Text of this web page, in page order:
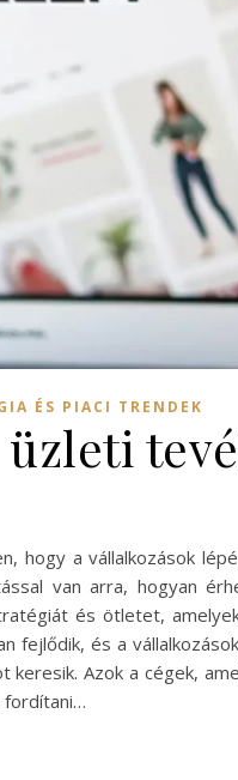
ÉS PIACI TRENDEK
hogy a vállalkozások
van arra, hogyan
és ötletet,
és a
Azok a cégek,
fordítani…